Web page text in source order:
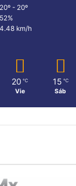
20º - 20º
52%
4.48 km/h
20 ℃
Vie
15 ℃
Sáb